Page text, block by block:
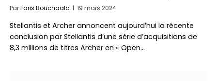
ParFaris Bouchaala 19 mars 2024
Stellantis et Archer annoncent aujourd’hui la récente
conclusion par Stellantis d’une série d’acquisitions de
8,3 millions de titres Archer en « Open…